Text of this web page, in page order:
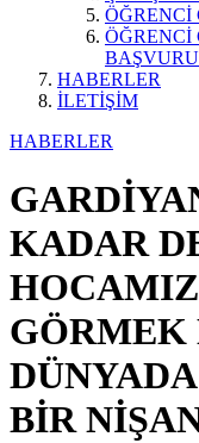
HABERLER
İLETİŞİM
HABERLER
KADAR
GÖRMEK
BİR